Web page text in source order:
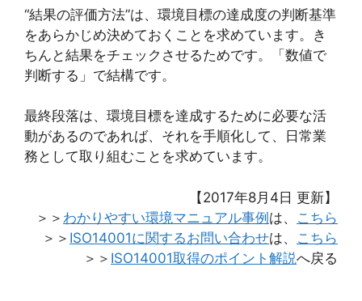
“結果の評価方法”は、環境目標の達成度の判断基準
をあらかじめ決めておくことを求めています。き
ちんと結果をチェックさせるためです。「数値で
判断する」で結構です。
最終段落は、環境目標を達成するために必要な活
動があるのであれば、それを手順化して、日常業
務として取り組むことを求めています。
【2017年8月4日 更新】
＞＞ わかりやすい環境マニュアル事例は、 こちら
＞＞ ISO14001に関するお問い合わせは、 こちら
＞＞ ISO14001取得のポイント解説へ戻る